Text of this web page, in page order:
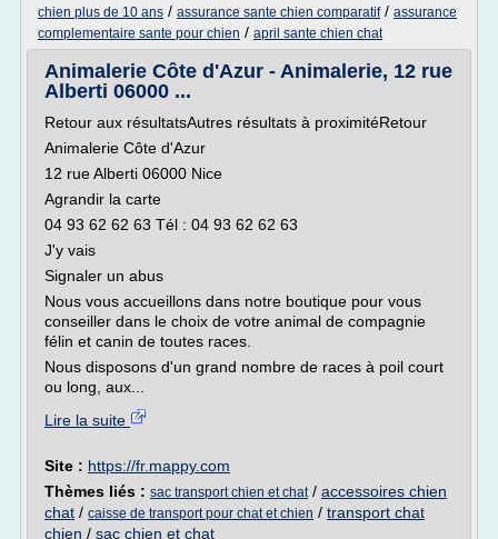
chien plus de 10 ans / assurance sante chien comparatif/ assurance
complementaire sante pour chien / april sante chien chat
Animalerie Côte d'Azur - Animalerie, 12 rue
Alberti 06000 ...
Retour aux résultatsAutres résultats à proximitéRetour
Animalerie Côte d'Azur
12 rue Alberti 06000 Nice
Agrandir la carte
04 93 62 62 63 Tél : 04 93 62 62 63
J'y vais
Signaler un abus
Nous vous accueillons dans notre boutique pour vous
conseiller dans le choix de votre animal de compagnie
félin et canin de toutes races.
Nous disposons d'un grand nombre de races à poil court
ou long, aux...
Lire la suite
Site : https://fr.mappy.com
Thèmes liés : sac transport chien et chat/ accessoires chien
chat / caisse de transport pour chat et chien / transport chat
chien / sac chien et chat